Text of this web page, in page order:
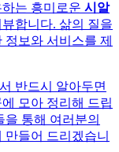
는 흥미로운 시알
합니다. 삶의 질을
보와 서비스를 제
반드시 알아두면
모아 정리해 드립
을 통해 여러분의
들어 드리겠습니